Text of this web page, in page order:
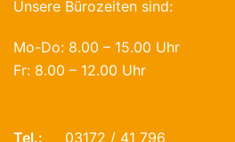
Unsere Bürozeiten sind:
Mo-Do: 8.00 – 15.00 Uhr
Fr: 8.00 – 12.00 Uhr
Tel.: 03172 / 41 796